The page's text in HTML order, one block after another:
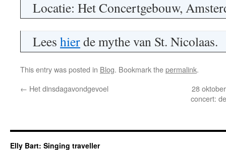
Locatie: Het Concertgebouw,
Lees hierde mythe van St. Nicolaas.
This entry was posted in Blog. Bookmark thepermalink.
← Het dinsdagavondgevoel
28
concert:
Elly Bart: Singing traveller